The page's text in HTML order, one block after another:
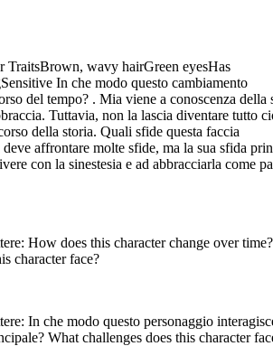
TraitsBrown, wavy hairGreen eyesHas
In che modo questo cambiamento
del tempo? . Mia viene a conoscenza della
Tuttavia, non la lascia diventare tutto
della storia. Quali sfide questa faccia
affrontare molte sfide, ma la sua sfida
con la sinestesia e ad abbracciarla come
How does this character change over
character face?
In che modo questo personaggio
What challenges does this character